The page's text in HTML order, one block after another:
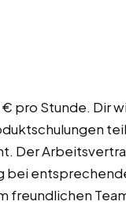
pro Stunde. Dir
Der
bei
freundlichen